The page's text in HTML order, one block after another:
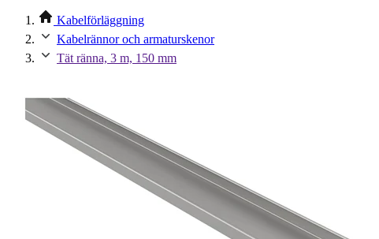
Kabelförläggning
Kabelrännor och armaturskenor
Tät ränna, 3 m, 150 mm